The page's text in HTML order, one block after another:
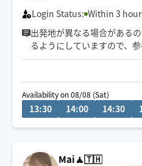
Login Status: Within 3
出発地が異なる場合がある
るようにしていますので、
場所によっては60分〜90
一度Chatにてご連絡またご
すので宜しくお願い致します
Availability on 08/08 (Sat)
13:30 14:00 14:30
Mai🧘🇹🇭